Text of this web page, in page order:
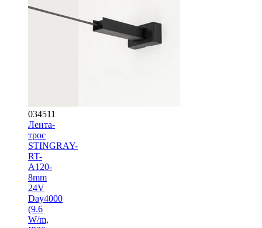
034511
Лента-
трос
STINGRAY-
RT-
A120-
8mm
24V
Day4000
(9.6
W/m,